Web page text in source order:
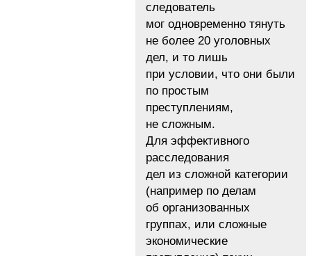
следователь
мог одновременно тянуть
не более 20 уголовных
дел, и то лишь
при условии, что они были
по простым
преступлениям,
не сложным.
Для эффективного
расследования
дел из сложной категории
(например по делам
об организованных
группах, или сложные
экономические